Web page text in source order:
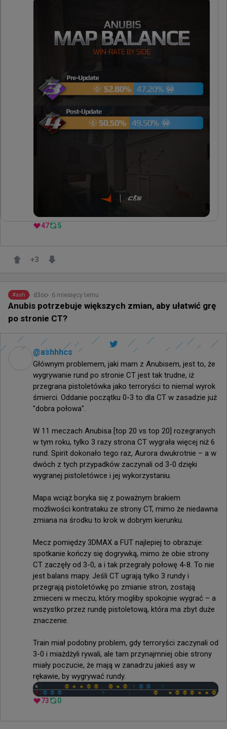
47 5
+3
#ash d3oo 6 miesięcy temu
Anubis potrzebuje większych zmian, aby ułatwić grę
po stronie CT?
@ashhhcs
Głównym problemem, jaki mam z Anubisem, jest to, że
wygrywanie rund po stronie CT jest tak trudne, iż
przegrana pistoletówka jako terroryści to niemal wyrok
śmierci. Oddanie początku 0-3 to dla CT w zasadzie już
"dobra połowa".
W 11 meczach Anubisa [top 20 vs top 20] rozegranych
w tym roku, tylko 3 razy strona CT wygrała więcej niż 6
rund. Spirit dokonało tego raz, Aurora dwukrotnie – a w
dwóch z tych przypadków zaczynali od 3-0 dzięki
wygranej pistoletówce i jej wykorzystaniu.
Mapa wciąż boryka się z poważnym brakiem
możliwości kontrataku ze strony CT, mimo że niedawna
zmiana na środku to krok w dobrym kierunku.
Mecz pomiędzy 3DMAX a FUT najlepiej to obrazuje:
spotkanie kończy się dogrywką, mimo że obie strony
CT zaczęły od 3-0, a i tak przegrały połowę 4-8. To nie
jest balans mapy. Jeśli CT ugrają tylko 3 rundy i
przegrają pistoletówkę po zmianie stron, zostają
zmieceni w meczu, który mogliby spokojnie wygrać – a
wszystko przez rundę pistoletową, która ma zbyt duże
znaczenie.
Train miał podobny problem, gdy terroryści zaczynali od
3-0 i miażdżyli rywali, ale tam przynajmniej obie strony
miały poczucie, że mają w zanadrzu jakieś asy w
rękawie, by wygrywać rundy.
73 0